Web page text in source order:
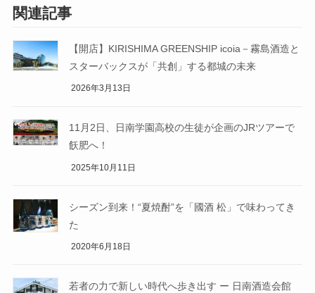
関連記事
【開店】KIRISHIMA GREENSHIP icoia－霧島酒造と
スターバックスが「共創」する都城の未来
2026年3月13日
11月2日、日南学園高校の生徒が企画のJRツアーで
飫肥へ！
2025年10月11日
シーズン到来！“夏焼酎”を「國酒 松」で味わってき
た
2020年6月18日
若者の力で新しい時代へ歩き出す ー 日南酒造会館